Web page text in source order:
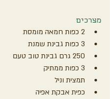
מצרכים
2 כפות חמאה מומסת
3 כפות גבינת שמנת
250 גרם גבינת טוב טעם
3 כפות ממתיק
תמצית וניל
כפית אבקת אפיה